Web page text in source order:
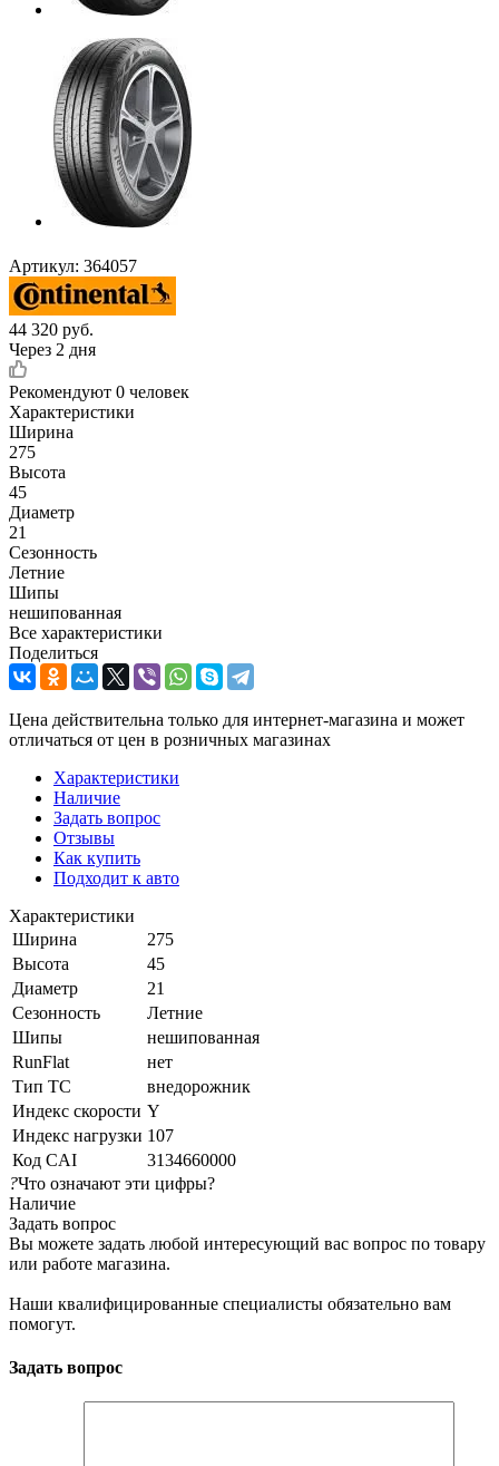
Артикул: 364057
44 320 руб.
Через 2 дня
Рекомендуют 0 человек
Характеристики
Ширина
275
Высота
45
Диаметр
21
Сезонность
Летние
Шипы
нешипованная
Все характеристики
Поделиться
Цена действительна только для интернет-магазина и может
отличаться от цен в розничных магазинах
Характеристики
Наличие
Задать вопрос
Отзывы
Как купить
Подходит к авто
Характеристики
Ширина
275
Высота
45
Диаметр
21
Сезонность
Летние
Шипы
нешипованная
RunFlat
нет
Тип ТС
внедорожник
Индекс скорости Y
Индекс нагрузки 107
Код CAI
3134660000
?Что означают эти цифры?
Наличие
Задать вопрос
Вы можете задать любой интересующий вас вопрос по товару
или работе магазина.
Наши квалифицированные специалисты обязательно вам
помогут.
Задать вопрос